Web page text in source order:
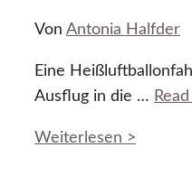
Von Antonia Halfder
Eine
Ausflug in die …
Weiterlesen >